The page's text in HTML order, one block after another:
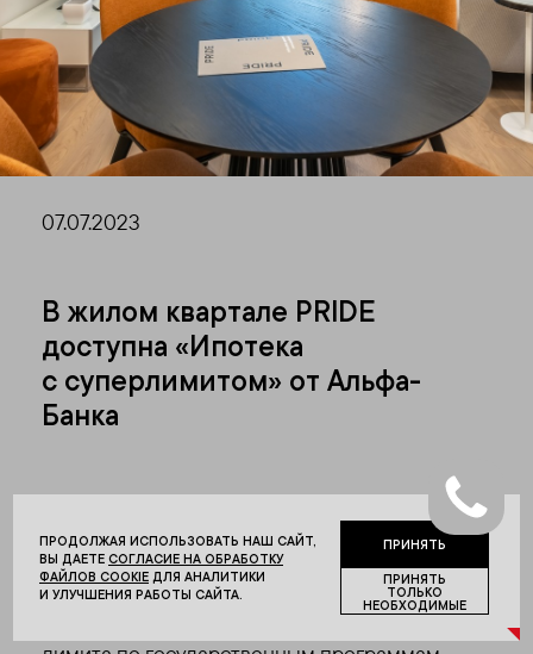
07.07.2023
В жилом квартале PRIDE
доступна «Ипотека
с суперлимитом» от Альфа-
Банка
Компания PIONEER и АО «Альфа-Банк»
запустили новую программу кредитования
«Ипотека с суперлимитом» (комбо-ипотека)
для покупателей квартир в жилом квартале
PRIDE. Главная особенность предложения –
ПРОДОЛЖАЯ ИСПОЛЬЗОВАТЬ НАШ САЙТ,
ВЫ ДАЕТЕ СОГЛАСИЕ НА ОБРАБОТКУ
ФАЙЛОВ COOKIE ДЛЯ АНАЛИТИКИ
И УЛУЧШЕНИЯ РАБОТЫ САЙТА.
ПРИНЯТЬ
ПРИНЯТЬ
ТОЛЬКО
НЕОБХОДИМЫЕ